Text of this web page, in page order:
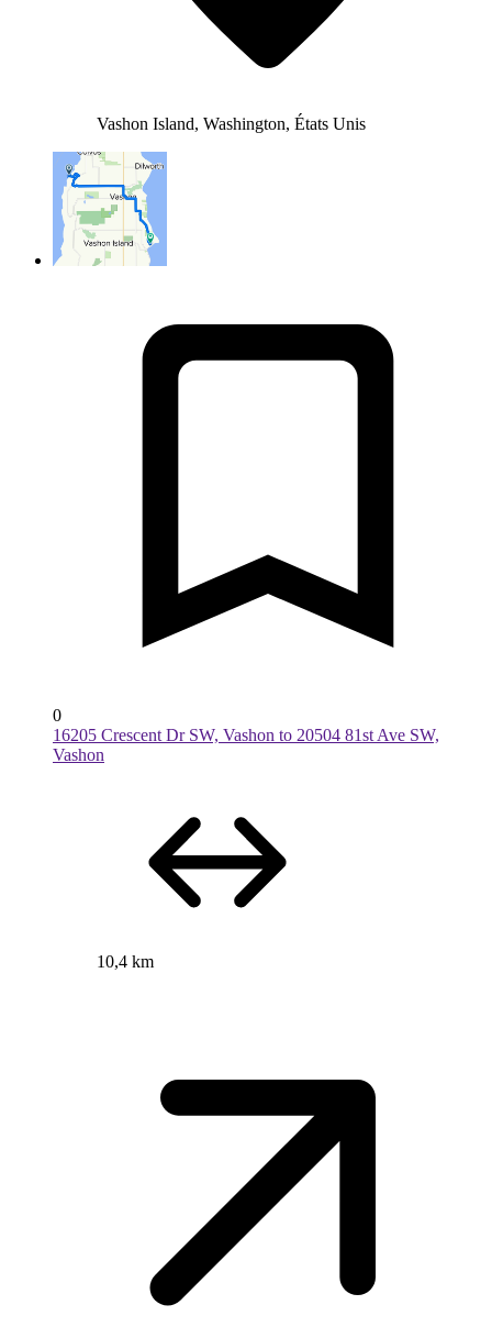
Vashon Island, Washington, États Unis
0
16205 Crescent Dr SW, Vashon to 20504 81st Ave SW,
Vashon
10,4 km